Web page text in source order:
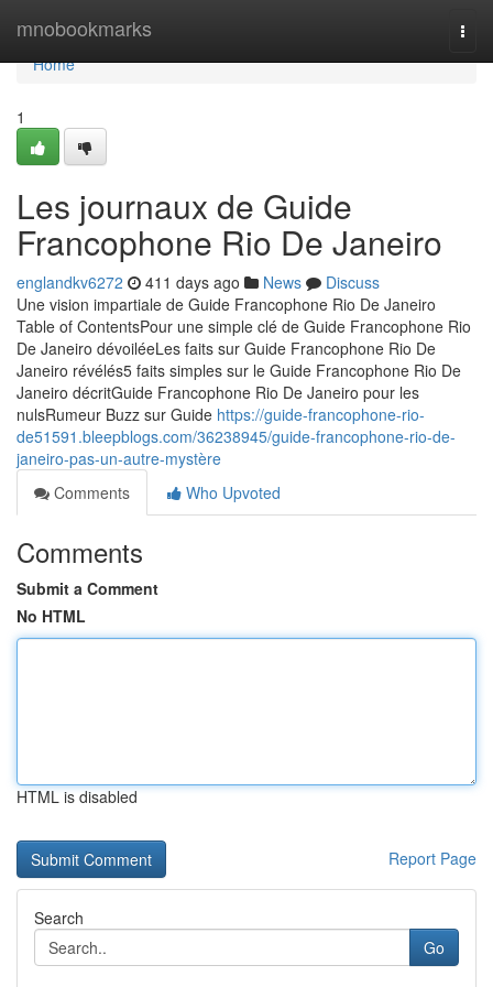
mnobookmarks
Home
Home
1
Les journaux de Guide
Francophone Rio De Janeiro
englandkv6272 411 days ago News
Discuss
Une vision impartiale de Guide Francophone Rio De Janeiro
Table of ContentsPour une simple clé de Guide Francophone Rio
De Janeiro dévoiléeLes faits sur Guide Francophone Rio De
Janeiro révélés5 faits simples sur le Guide Francophone Rio De
Janeiro décritGuide Francophone Rio De Janeiro pour les
nulsRumeur Buzz sur Guide https://guide-francophone-rio-
de51591.bleepblogs.com/36238945/guide-francophone-rio-de-
janeiro-pas-un-autre-mystère
Comments
Who Upvoted
Comments
Submit a Comment
No HTML
HTML is disabled
Report Page
Search
Go